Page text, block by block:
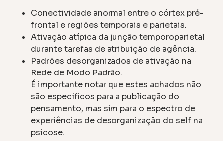
Conectividade anormal entre o córtex pré-
frontal e regiões temporais e parietais.
Ativação atípica da junção temporoparietal
durante tarefas de atribuição de agência.
Padrões desorganizados de ativação na
Rede de Modo Padrão.
É importante notar que estes achados não
são específicos para a publicação do
pensamento, mas sim para o espectro de
experiências de desorganização do self na
psicose.